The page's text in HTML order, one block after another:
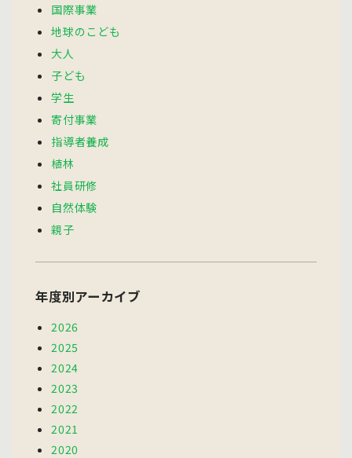
国際事業
地球のこども
大人
子ども
学生
寄付事業
指導者養成
植林
社員研修
自然体験
親子
年度別アーカイブ
2026
2025
2024
2023
2022
2021
2020